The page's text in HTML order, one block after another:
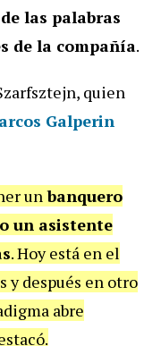
las palabras
de la compañía.
quien
Galperin
unbanquero
un asistente
. Hoy está en el
y después en otro
abre